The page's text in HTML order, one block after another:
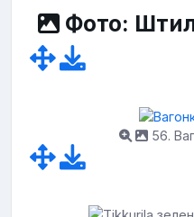
Фото:
56.